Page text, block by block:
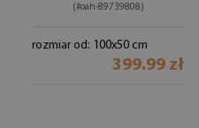
(#oah-89739808)
rozmiar od: 100x50 cm
399.99 zł